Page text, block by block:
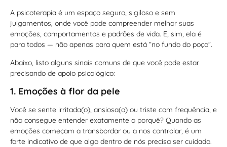
A psicoterapia é um espaço seguro, sigiloso e sem
julgamentos, onde você pode compreender melhor suas
emoções, comportamentos e padrões de vida. E, sim, ela é
para todos — não apenas para quem está “no fundo do poço”.
Abaixo, listo alguns sinais comuns de que você pode estar
precisando de apoio psicológico:
1. Emoções à flor da pele
Você se sente irritada(o), ansiosa(o) ou triste com frequência, e
não consegue entender exatamente o porquê? Quando as
emoções começam a transbordar ou a nos controlar, é um
forte indicativo de que algo dentro de nós precisa ser cuidado.